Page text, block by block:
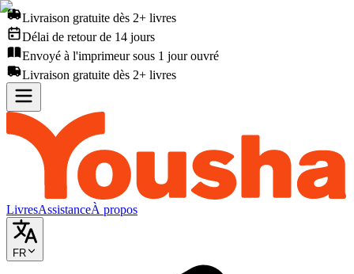
Livraison gratuite dès 2+ livres
Délai de retour de 14 jours
Envoyé à l'imprimeur sous 1 jour ouvré
Livraison gratuite dès 2+ livres
LivresAssistanceÀ propos
FR